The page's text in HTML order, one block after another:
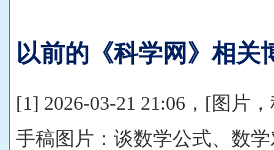
以前的《科学网》相关
[1] 2026-03-21 21:06，[图片
手稿图片：谈数学公式、数